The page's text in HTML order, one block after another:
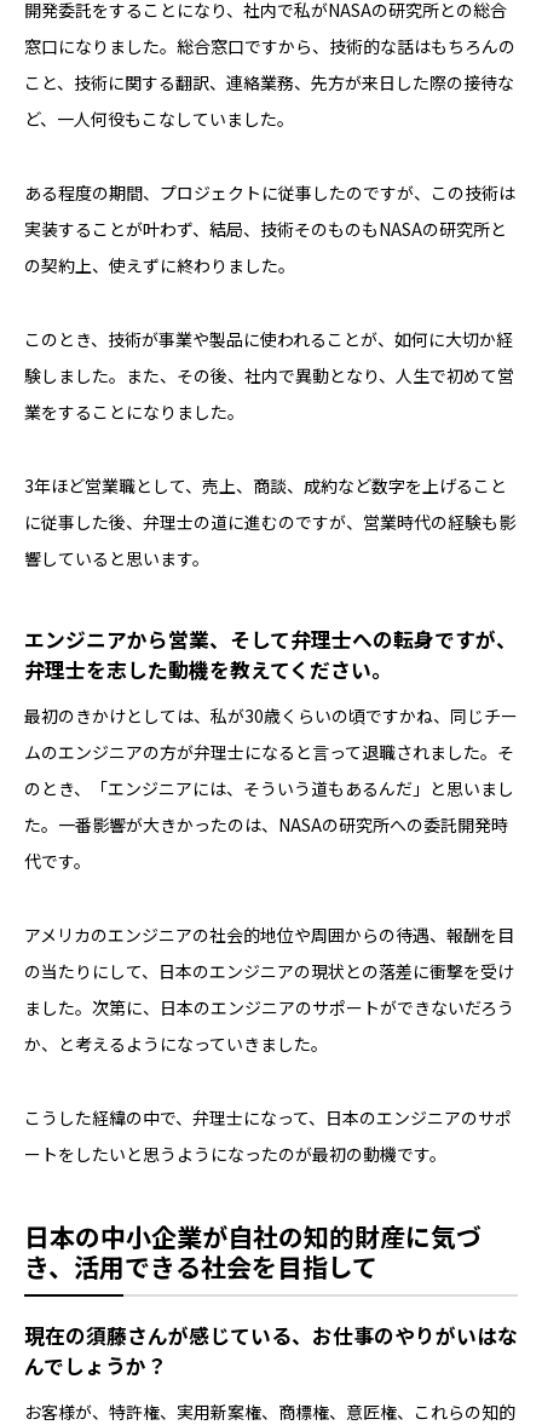
開発委託をすることになり、社内で私がNASAの研究所との総合
窓口になりました。総合窓口ですから、技術的な話はもちろんの
こと、技術に関する翻訳、連絡業務、先方が来日した際の接待な
ど、一人何役もこなしていました。
ある程度の期間、プロジェクトに従事したのですが、この技術は
実装することが叶わず、結局、技術そのものもNASAの研究所と
の契約上、使えずに終わりました。
このとき、技術が事業や製品に使われることが、如何に大切か経
験しました。また、その後、社内で異動となり、人生で初めて営
業をすることになりました。
3年ほど営業職として、売上、商談、成約など数字を上げること
に従事した後、弁理士の道に進むのですが、営業時代の経験も影
響していると思います。
――エンジニアから営業、そして弁理士への転身ですが、
弁理士を志した動機を教えてください。
最初のきかけとしては、私が30歳くらいの頃ですかね、同じチー
ムのエンジニアの方が弁理士になると言って退職されました。そ
のとき、「エンジニアには、そういう道もあるんだ」と思いまし
た。一番影響が大きかったのは、NASAの研究所への委託開発時
代です。
アメリカのエンジニアの社会的地位や周囲からの待遇、報酬を目
の当たりにして、日本のエンジニアの現状との落差に衝撃を受け
ました。次第に、日本のエンジニアのサポートができないだろう
か、と考えるようになっていきました。
こうした経緯の中で、弁理士になって、日本のエンジニアのサポ
ートをしたいと思うようになったのが最初の動機です。
日本の中小企業が自社の知的財産に気づ
き、活用できる社会を目指して
――現在の須藤さんが感じている、お仕事のやりがいはな
んでしょうか？
お客様が、特許権、実用新案権、商標権、意匠権、これらの知的